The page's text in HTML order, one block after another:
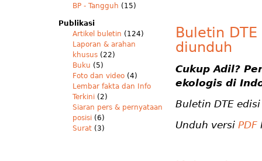
BP - Tangguh (15)
Publikasi
Artikel buletin (124)
Laporan & arahan
khusus (22)
Buku (5)
Foto dan video (4)
Lembar fakta dan Info
Terkini (2)
Siaran pers & pernyataan
posisi (6)
Surat (3)
Buletin
diunduh
Cukup Adil?
ekologis di
Buletin DTE
Unduh versi PDF